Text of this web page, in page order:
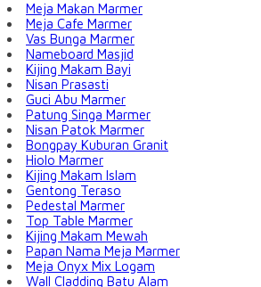
Meja Makan Marmer
Meja Cafe Marmer
Vas Bunga Marmer
Nameboard Masjid
Kijing Makam Bayi
Nisan Prasasti
Guci Abu Marmer
Patung Singa Marmer
Nisan Patok Marmer
Bongpay Kuburan Granit
Hiolo Marmer
Kijing Makam Islam
Gentong Teraso
Pedestal Marmer
Top Table Marmer
Kijing Makam Mewah
Papan Nama Meja Marmer
Meja Onyx Mix Logam
Wall Cladding Batu Alam